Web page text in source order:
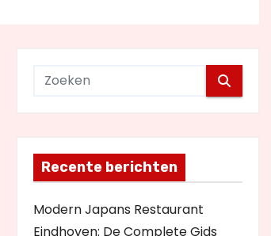
Recente berichten
Modern Japans Restaurant
Eindhoven: De Complete Gids